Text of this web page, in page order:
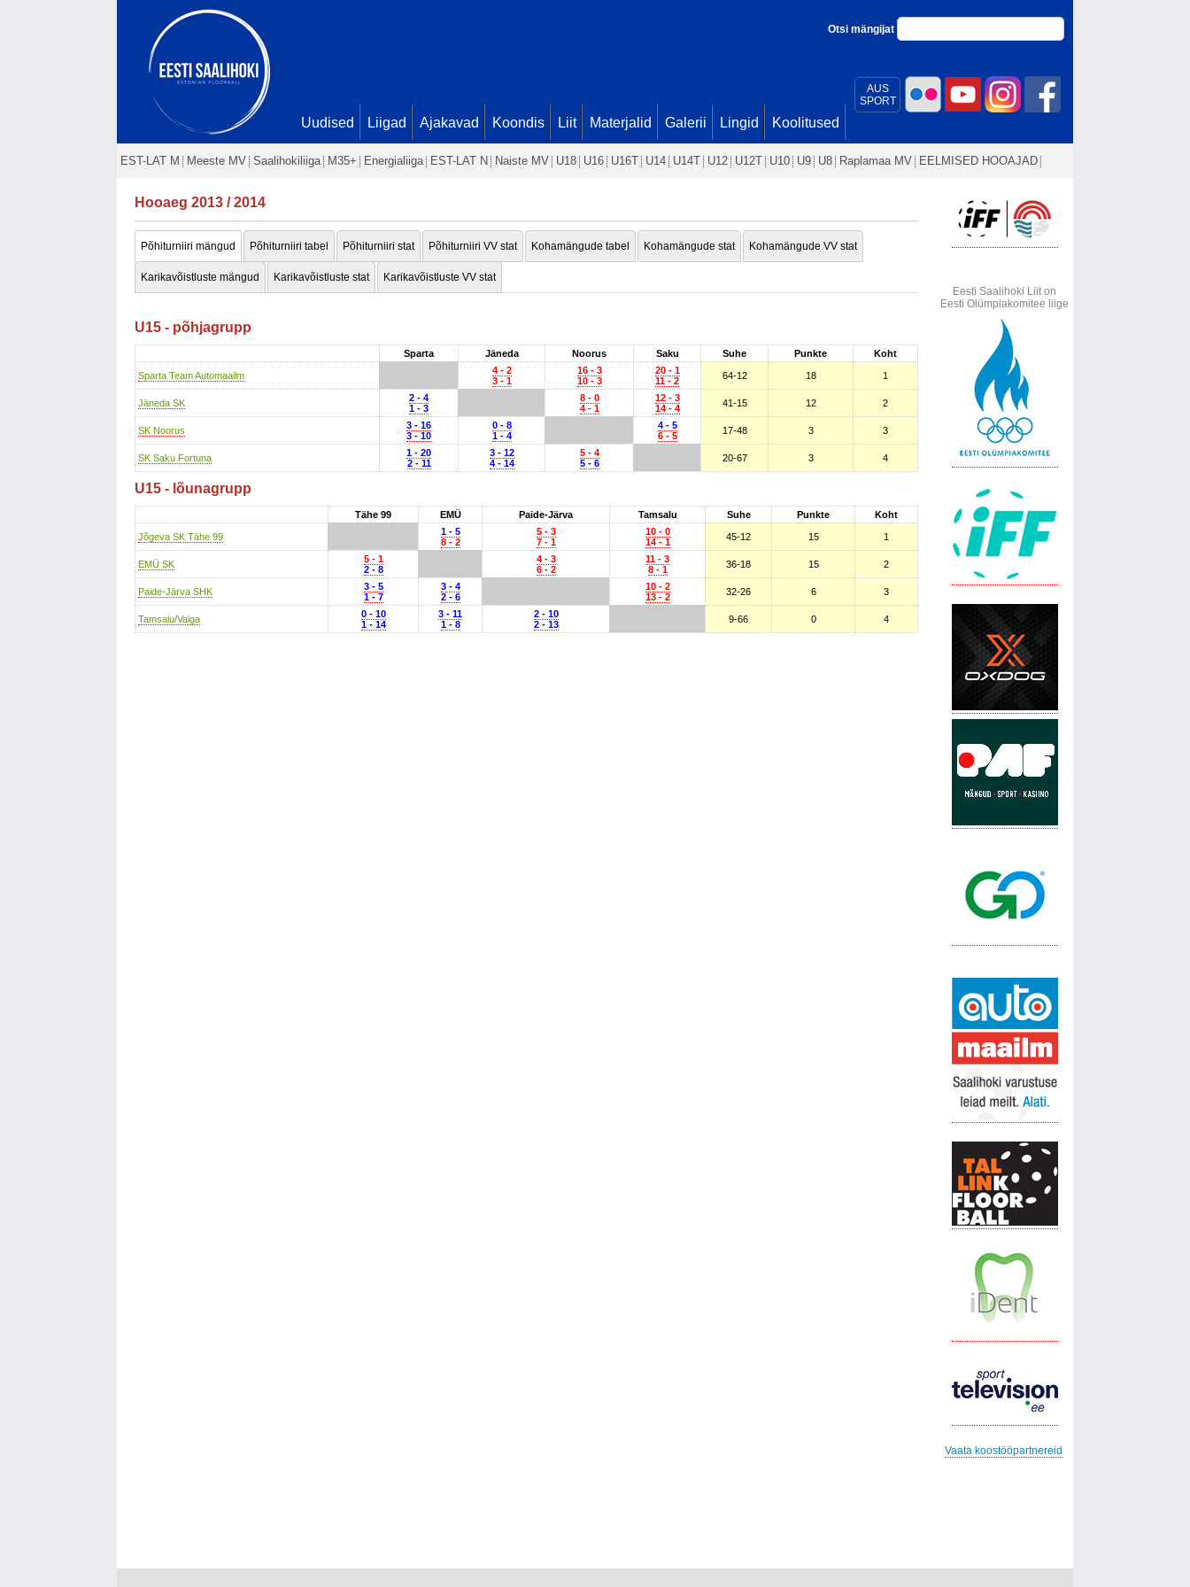
AUS
SPORT
Otsi mängijat
Uudised Liigad Ajakavad Koondis Liit Materjalid Galerii Lingid Koolitused
EST-LAT M Meeste MV Saalihokiliiga M35+ Energialiiga EST-LAT N Naiste MV U18 U16 U16T U14 U14T U12 U12T U10 U9 U8 Raplamaa MV EELMISED HOOAJAD
Hooaeg 2013 / 2014
Põhiturniiri mängud Põhiturniiri tabel Põhiturniiri stat Põhiturniiri VV stat Kohamängude tabel Kohamängude stat Kohamängude VV stat
Karikavõistluste mängud Karikavõistluste stat Karikavõistluste VV stat
U15 - põhjagrupp
Sparta Jäneda Noorus Saku Suhe Punkte Koht
Sparta Team Automaailm
4 - 2
3 - 1
16 - 3
10 - 3
20 - 1
11 - 2
64-12 18 1
Jäneda SK
2 - 4
1 - 3
8 - 0
4 - 1
12 - 3
14 - 4
41-15 12 2
SK Noorus
3 - 16
3 - 10
0 - 8
1 - 4
4 - 5
6 - 5
17-48 3 3
SK Saku Fortuna
1 - 20
2 - 11
3 - 12
4 - 14
5 - 4
5 - 6
20-67 3 4
U15 - lõunagrupp
Tähe 99 EMÜ Paide-Järva Tamsalu Suhe Punkte Koht
Jõgeva SK Tähe 99
1 - 5
8 - 2
5 - 3
7 - 1
10 - 0
14 - 1
45-12 15 1
EMÜ SK
5 - 1
2 - 8
4 - 3
6 - 2
11 - 3
8 - 1
36-18 15 2
Paide-Järva SHK
3 - 5
1 - 7
3 - 4
2 - 6
10 - 2
13 - 2
32-26 6 3
Tamsalu/Valga
0 - 10
1 - 14
3 - 11
1 - 8
2 - 10
2 - 13
9-66 0 4
Eesti Saalihoki Liit on
Eesti Olümpiakomitee liige
Vaata koostööpartnereid